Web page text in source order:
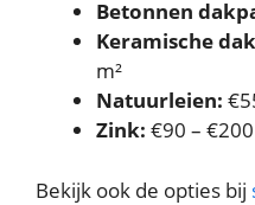
Betonnen
Keramische
m²
Natuurleien:
Zink: €90 –
Bekijk ook de opties bij